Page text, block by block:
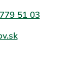
51 03